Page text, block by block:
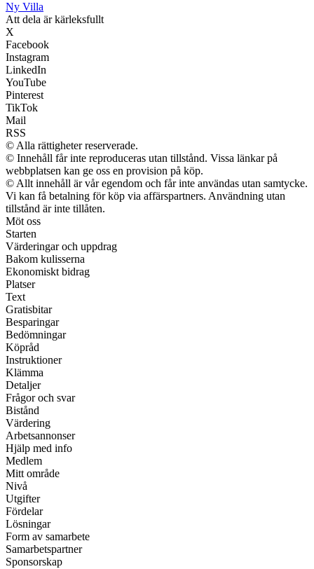
Ny Villa
Att dela är kärleksfullt
X
Facebook
Instagram
LinkedIn
YouTube
Pinterest
TikTok
Mail
RSS
© Alla rättigheter reserverade.
© Innehåll får inte reproduceras utan tillstånd. Vissa länkar på
webbplatsen kan ge oss en provision på köp.
© Allt innehåll är vår egendom och får inte användas utan samtycke.
Vi kan få betalning för köp via affärspartners. Användning utan
tillstånd är inte tillåten.
Möt oss
Starten
Värderingar och uppdrag
Bakom kulisserna
Ekonomiskt bidrag
Platser
Text
Gratisbitar
Besparingar
Bedömningar
Köpråd
Instruktioner
Klämma
Detaljer
Frågor och svar
Bistånd
Värdering
Arbetsannonser
Hjälp med info
Medlem
Mitt område
Nivå
Utgifter
Fördelar
Lösningar
Form av samarbete
Samarbetspartner
Sponsorskap